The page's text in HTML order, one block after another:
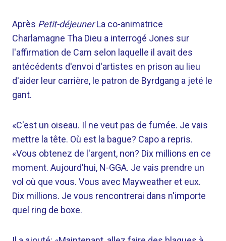
Après Petit-déjeunerLa co-animatrice
Charlamagne Tha Dieu a interrogé Jones sur
l'affirmation de Cam selon laquelle il avait des
antécédents d'envoi d'artistes en prison au lieu
d'aider leur carrière, le patron de Byrdgang a jeté le
gant.
«C'est un oiseau. Il ne veut pas de fumée. Je vais
mettre la tête. Où est la bague? Capo a repris.
«Vous obtenez de l'argent, non? Dix millions en ce
moment. Aujourd'hui, N-GGA. Je vais prendre un
vol où que vous. Vous avec Mayweather et eux.
Dix millions. Je vous rencontrerai dans n'importe
quel ring de boxe.